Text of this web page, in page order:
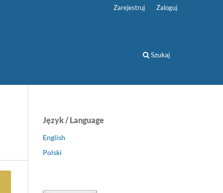
Szukaj
Zarejestruj Zaloguj
Język / Language
English
Polski